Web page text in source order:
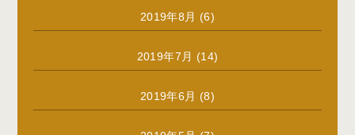
2019年8月 (6)
2019年7月 (14)
2019年6月 (8)